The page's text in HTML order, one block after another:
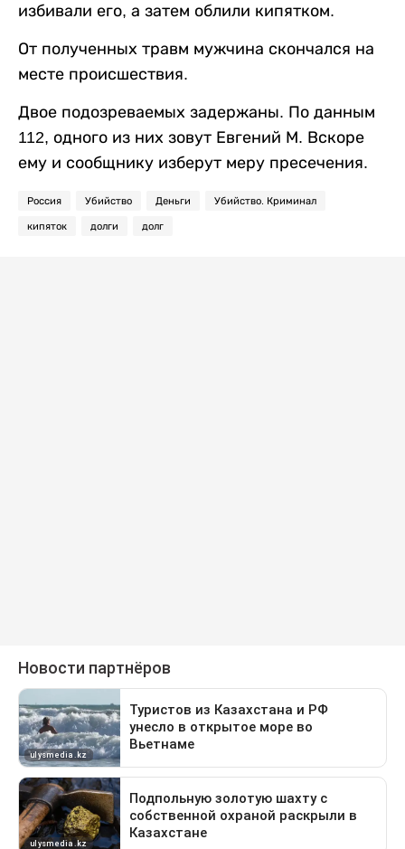
избивали его, а затем облили кипятком.
От полученных травм мужчина скончался на
месте происшествия.
Двое подозреваемых задержаны. По данным
112, одного из них зовут Евгений М. Вскоре
ему и сообщнику изберут меру пресечения.
Россия Убийство Деньги Убийство. Криминал
кипяток долги долг